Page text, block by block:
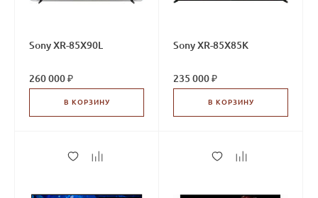
Sony XR-85X90L
260 000 ₽
В КОРЗИНУ
Sony XR-85X85K
235 000 ₽
В КОРЗИНУ